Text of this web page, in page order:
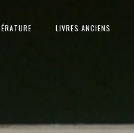
LIVRES ANCIENS